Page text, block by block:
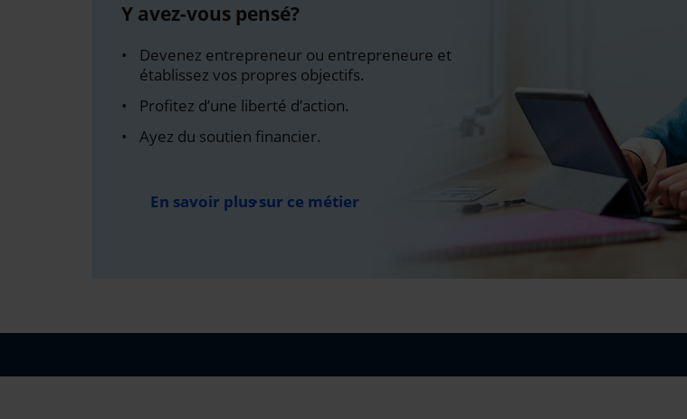
Y avez-vous pensé?
Devenez entrepreneur ou entrepreneure et
établissez vos propres objectifs.
Profitez d’une liberté d’action.
Ayez du soutien financier.
En savoir plus sur ce métier